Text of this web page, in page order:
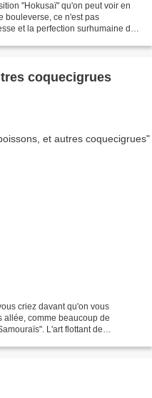
"Hokusaï" qu'on peut voir en
bouleverse, ce n'est pas
et la perfection surhumaine de
coquecigrues
criez davant qu'on vous
allée, comme beaucoup de
L'art flottant de